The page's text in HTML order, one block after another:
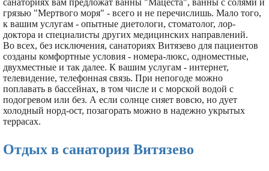
грязью "Мертвого моря" - всего и не перечислишь. Мало того,
к вашим услугам - опытные диетологи, стоматолог, лор-
доктора и специалисты других медицинских направлений.
Во всех, без исключения, санаториях Витязево для пациентов
созданы комфортные условия - номера-люкс, одноместные,
двухместные и так далее. К вашим услугам - интернет,
телевидение, телефонная связь. При непогоде можно
поплавать в бассейнах, в том числе и с морской водой с
подогревом или без. А если солнце сияет вовсю, но дует
холодный норд-ост, позагорать можно в надежно укрытых
террасах.
Отдых в санатория Витязево